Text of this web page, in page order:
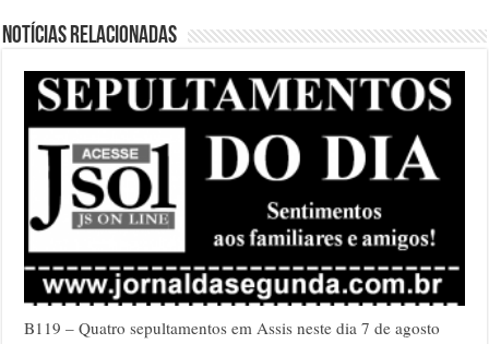
Notícias relacionadas
B119 – Quatro sepultamentos em Assis neste dia 7 de agosto